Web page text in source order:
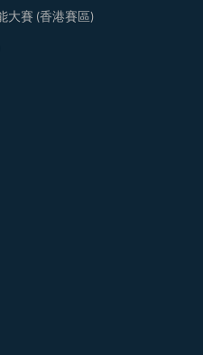
大賽 (香港賽區)